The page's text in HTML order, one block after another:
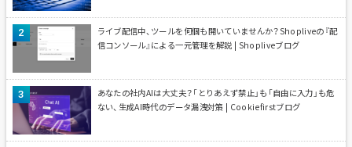
ライブ配信中、ツールを何個も開いていませんか？Shopliveの『配
信コンソール』による一元管理を解説 | Shopliveブログ
あなたの社内AIは大丈夫？「とりあえず禁止」も「自由に入力」も危
ない、生成AI時代のデータ漏洩対策 | Cookiefirstブログ